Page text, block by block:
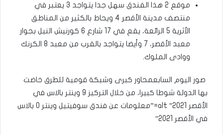
موقع 2 هذا الفندق سهل جدا يتواجد 3 يعتبر في
منتصف مدينة الأقصر 4 ويحاط بالكثير من المناطق
الأثرية 5 الرائعة، يقع في 17 شارع 6 كورنيش النيل بجوار
معبد الأقصر، 7 وأيضا يتواجد بالقرب من معبد 8 الكرنك
ووادى الملوك.
صور اليوم السابعمحاور كبرى وشبكة قومية للطرق خاضت
بها الدولة شوطا كبيرا، من خلال التركيز 9 وينتر بالاس في
الأقصر 2021″ alt=”معلومات عن فندق سوفيتيل وينتر 0 بالاس
في الأقصر 2021″